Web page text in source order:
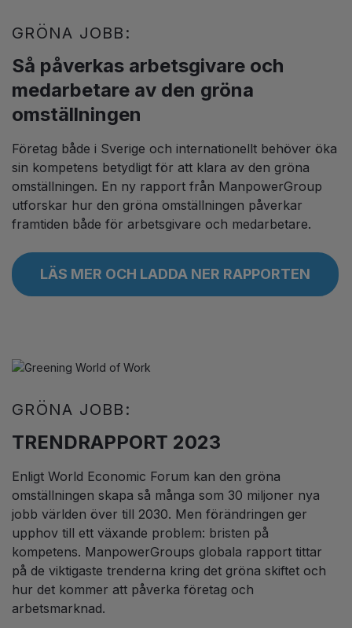
GRÖNA JOBB:
Så påverkas arbetsgivare och
medarbetare av den gröna
omställningen
Företag både i Sverige och internationellt behöver öka
sin kompetens betydligt för att klara av den gröna
omställningen. En ny rapport från ManpowerGroup
utforskar hur den gröna omställningen påverkar
framtiden både för arbetsgivare och medarbetare.
LÄS MER OCH LADDA NER RAPPORTEN
GRÖNA JOBB:
TRENDRAPPORT 2023
Enligt World Economic Forum kan den gröna
omställningen skapa så många som 30 miljoner nya
jobb världen över till 2030. Men förändringen ger
upphov till ett växande problem: bristen på
kompetens. ManpowerGroups globala rapport tittar
på de viktigaste trenderna kring det gröna skiftet och
hur det kommer att påverka företag och
arbetsmarknad.